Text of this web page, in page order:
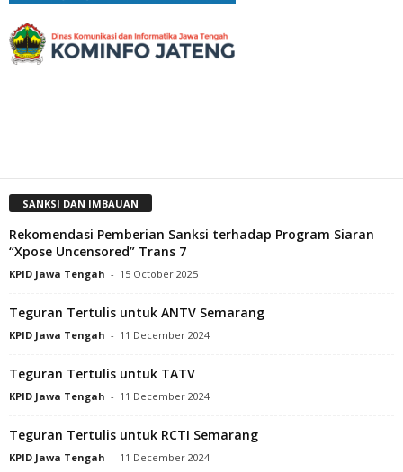
SANKSI DAN IMBAUAN
Rekomendasi Pemberian Sanksi terhadap Program Siaran
“Xpose Uncensored” Trans 7
KPID Jawa Tengah - 15 October 2025
Teguran Tertulis untuk ANTV Semarang
KPID Jawa Tengah - 11 December 2024
Teguran Tertulis untuk TATV
KPID Jawa Tengah - 11 December 2024
Teguran Tertulis untuk RCTI Semarang
KPID Jawa Tengah - 11 December 2024